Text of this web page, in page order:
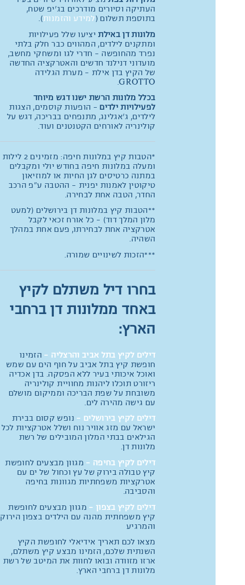
העתיקה וסיורים מודרכים בג'יפ שטח,
בתוספת תשלום (למידע והזמנות).
מלונות דן באילת יציעו שלל פעילויות
ומתקנים לילדים, המהווים כבר חלק בלתי
נפרד מהחופשה - חדרי לגו ומשחקי מחשב,
מועדוני דנילנד חדשים והאטרקציה החדשה
של הקיץ בדן אילת - מערת הגלידה
GROTTO.
בכלל מלונות הרשת ישנו דגש מיוחד
לפעילויות ילדים – הופעות קוסמים, הצגות
לילדים, ג'אגלינג, מתנפחים בבריכה, דגש על
קולינריה לאורחים הקטנטנים ועוד.
*הטבות קיץ במלונות חיפה: מזמינים 2 לילות
ומעלה במלונות חיפה בחודש יולי ומקבלים
במתנה כרטיסים לגן החיות או למוזיאון
טיקוטין לאמנות יפנית - ההטבה ע"פ הרכב
החדר, הטבה אחת לבחירה.
**הטבות קיץ במלונות דן בירושלים (למעט
מלון המלך דוד) - כל אורח זכאי לקבל
אטרקציה אחת לבחירתו, פעם אחת במהלך
השהיה.
***הזכות לשינויים שמורה.
בחרו דיל משתלם לקיץ
באחד ממלונות דן ברחבי
הארץ:
דילים לקיץ בתל אביב והרצליה - הזמינו
חופשת קיץ בתל אביב על חוף הים עם שמש
ואוכל איכותי בעיר ללא הפסקה. בדן אכדיה
ריזורט תוכלו ליהנות מחוויית קולינריה
משובחת על שפת הבריכה וממיקום מושלם
עם גישה מהירה לים.
דילים לקיץ בירושלים - נופש קסום בבירת
ישראל עם מזג אוויר נוח ושלל אטרקציות לכל
הגילאים בבתי המלון המובילים של רשת
מלונות דן.
דילים לקיץ בחיפה - מגוון מבצעים לחופשת
קיץ טבולה בירוק של עץ וכחול של ים עם
אטרקציות משפחתיות מגוונות בחיפה
והסביבה.
דילים לקיץ בצפון - מגוון מבצעים לחופשת
קיץ משפחתית מהנה עם הילדים בצפון הירוק
והמרגיע
מצאו לכם תאריך אידיאלי לחופשת הקיץ
השנתית שלכם, הזמינו מבצע קיץ משתלם,
ארזו מזוודה ובואו לחוות את המיטב של רשת
מלונות דן ברחבי הארץ.